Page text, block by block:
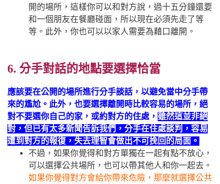
開的場所，這樣你可以和對方說，過十五分鐘還要
和一個朋友在餐廳碰面，所以現在必須先走了等
等。此外，你也可以以家人需要為藉口離開。
6. 分手對話的地點要選擇恰當
應該要在公開的場所進行分手談話，以避免當中分手帶
來的尷尬。此外，也要選擇離開時比較容易的場所，絕
對不要選你自己的家，或約對方的住處， 雖然這並非絕
對，但已有太多新聞告訴我們，分手在住處談判，容易
遭到對方的報復，失去理智會做出不可挽回的局面。
不過，如果你覺得和對方單獨在一起有點不放心，
可以選擇公共場所，也可以帶其他人和你一起去。
如果你覺得對方會給你帶來危險，那麼就選擇公共